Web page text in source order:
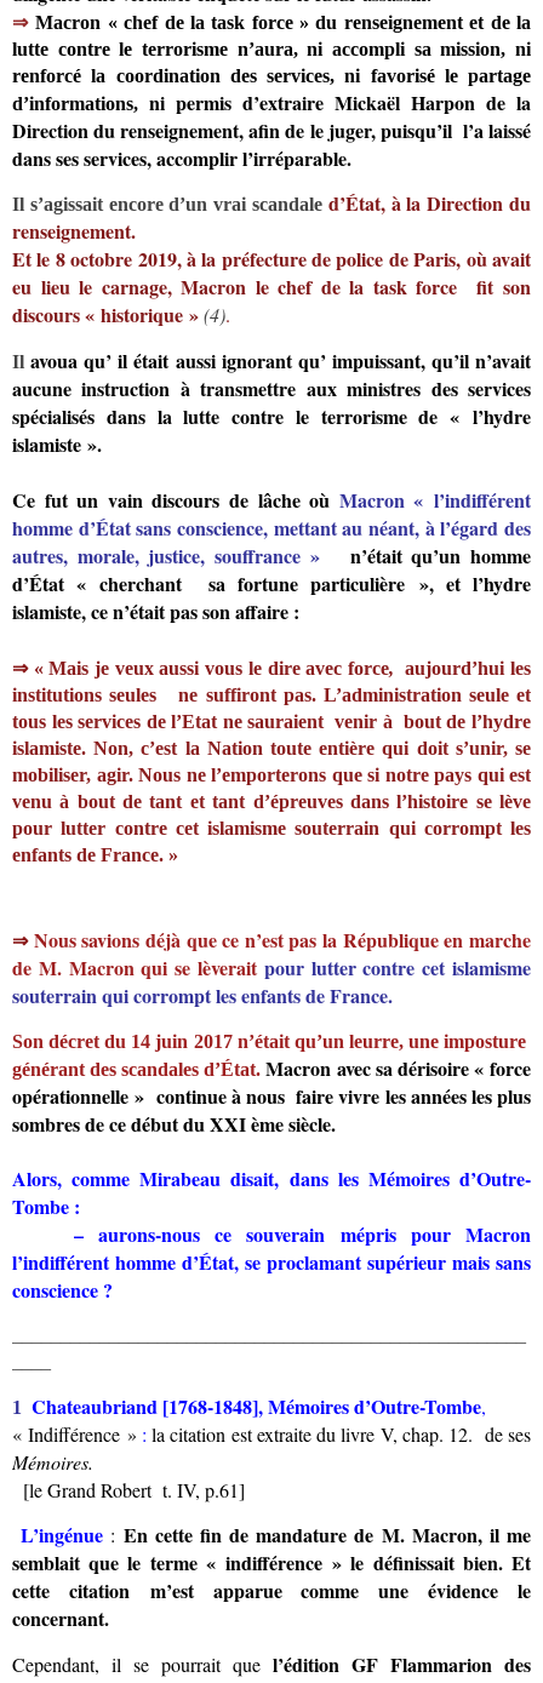
⇒ Macron « chef de la task force » du renseignement et de la
lutte contre le terrorisme n’aura, ni accompli sa mission, ni
renforcé la coordination des services, ni favorisé le partage
d’informations, ni permis d’extraire Mickaël Harpon de la
Direction du renseignement, afin de le juger, puisqu’il l’a laissé
dans ses services, accomplir l’irréparable.
Il s’agissait encore d’un vrai scandale d’État, à la Direction du
renseignement.
Et le 8 octobre 2019, à la préfecture de police de Paris, où avait
eu lieu le carnage, Macron le chef de la task force fit son
discours « historique »(4).
Il avoua qu’ il était aussi ignorant qu’ impuissant, qu’il n’avait
aucune instruction à transmettre aux ministres des services
spécialisés dans la lutte contre le terrorisme de « l’hydre
islamiste ».
Ce fut un vain discours de lâche où Macron « l’indifférent
homme d’État sans conscience, mettant au néant, à l’égard des
autres, morale, justice, souffrance »
n’était qu’un homme
d’État « cherchant sa fortune particulière », et l’hydre
islamiste, ce n’était pas son affaire :
⇒ «Mais je veux aussi vous le dire avec force, aujourd’hui les
institutions seules ne suffiront pas. L’administration seule et
tous les services de l’Etat ne sauraient venir à bout de l’hydre
islamiste. Non, c’est la Nation toute entière qui doit s’unir, se
mobiliser, agir. Nous ne l’emporterons que si notre pays qui est
venu à bout de tant et tant d’épreuves dans l’histoire se lève
pour lutter contre cet islamisme souterrain qui corrompt les
enfants de France. »
⇒Nous savions déjà que ce n’est pas la République en marche
de M. Macron qui se lèveraitpour lutter contre cet islamisme
souterrain qui corrompt les enfants de France.
Son décret du 14 juin 2017 n’était qu’un leurre, une imposture
générant des scandales d’État.Macron avec sa dérisoire « force
opérationnelle » continue à nous faire vivre les années les plus
sombres de ce début du XXI ème siècle.
Alors, comme Mirabeau disait, dans les Mémoires d’Outre-
Tombe :
– aurons-nous ce souverain mépris pour Macron
l’indifférent homme d’État, se proclamant supérieur mais sans
conscience ?
1 Chateaubriand [1768-1848], Mémoires d’Outre-Tombe,
« Indifférence » :la citation est extraite du livre V, chap. 12. de ses
Mémoires.
[le Grand Robert t. IV, p.61]
L’ingénue : En cette fin de mandature de M. Macron, il me
semblait que le terme « indifférence » le définissait bien. Et
cette citation m’est apparue comme une évidence le
concernant.
Cependant, il se pourrait que l’édition GF Flammarion des